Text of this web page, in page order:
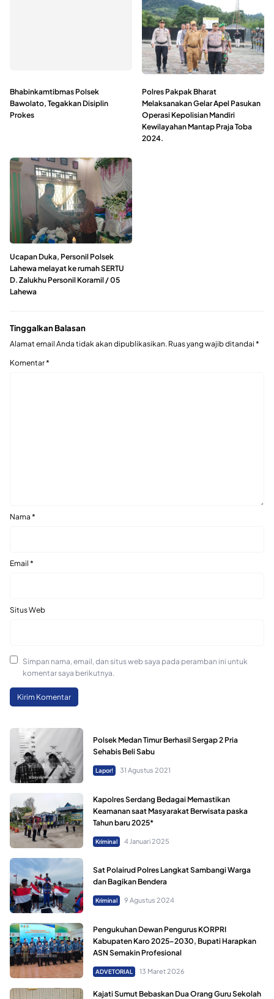
Bhabinkamtibmas Polsek
Bawolato, Tegakkan Disiplin
Prokes
Polres Pakpak Bharat
Melaksanakan Gelar Apel Pasukan
Operasi Kepolisian Mandiri
Kewilayahan Mantap Praja Toba
2024.
Ucapan Duka, Personil Polsek
Lahewa melayat ke rumah SERTU
D. Zalukhu Personil Koramil / 05
Lahewa
Tinggalkan Balasan
Alamat email Anda tidak akan dipublikasikan. Ruas yang wajib ditandai *
Komentar*
Nama *
Email *
Situs Web
Simpan nama, email, dan situs web saya pada peramban ini untuk
komentar saya berikutnya.
Polsek Medan Timur Berhasil Sergap 2 Pria
Sehabis Beli Sabu
Lapor! 31 Agustus 2021
Kapolres Serdang Bedagai Memastikan
Keamanan saat Masyarakat Berwisata paska
Tahun baru 2025*
Kriminal 4 Januari 2025
Sat Polairud Polres Langkat Sambangi Warga
dan Bagikan Bendera
Kriminal 9 Agustus 2024
Pengukuhan Dewan Pengurus KORPRI
Kabupaten Karo 2025–2030, Bupati Harapkan
ASN Semakin Profesional
ADVETORIAL 13 Maret 2026
Kajati Sumut Bebaskan Dua Orang Guru Sekolah